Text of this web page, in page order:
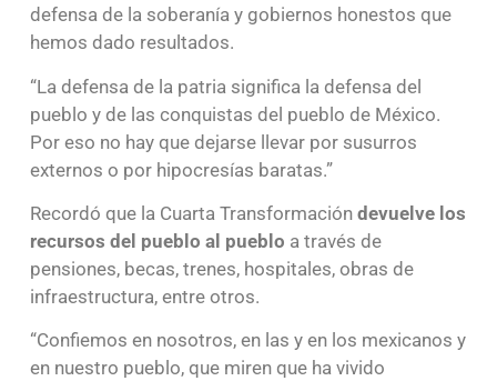
defensa de la soberanía y gobiernos honestos que
hemos dado resultados.
“La defensa de la patria significa la defensa del
pueblo y de las conquistas del pueblo de México.
Por eso no hay que dejarse llevar por susurros
externos o por hipocresías baratas.”
Recordó que la Cuarta Transformación devuelve los
recursos del pueblo al pueblo a través de
pensiones, becas, trenes, hospitales, obras de
infraestructura, entre otros.
“Confiemos en nosotros, en las y en los mexicanos y
en nuestro pueblo, que miren que ha vivido